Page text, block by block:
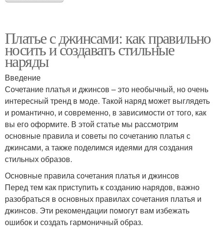
Платье с джинсами: как правильно
носить и создавать стильные
наряды
Введение
Сочетание платья и джинсов – это необычный, но очень
интересный тренд в моде. Такой наряд может выглядеть
и романтично, и современно, в зависимости от того, как
вы его оформите. В этой статье мы рассмотрим
основные правила и советы по сочетанию платья с
джинсами, а также поделимся идеями для создания
стильных образов.
Основные правила сочетания платья и джинсов
Перед тем как приступить к созданию нарядов, важно
разобраться в основных правилах сочетания платья и
джинсов. Эти рекомендации помогут вам избежать
ошибок и создать гармоничный образ.